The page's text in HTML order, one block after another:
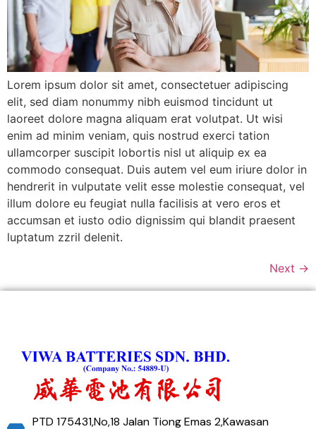
Lorem ipsum dolor sit amet, consectetuer adipiscing
elit, sed diam nonummy nibh euismod tincidunt ut
laoreet dolore magna aliquam erat volutpat. Ut wisi
enim ad minim veniam, quis nostrud exerci tation
ullamcorper suscipit lobortis nisl ut aliquip ex ea
commodo consequat. Duis autem vel eum iriure dolor in
hendrerit in vulputate velit esse molestie consequat, vel
illum dolore eu feugiat nulla facilisis at vero eros et
accumsan et iusto odio dignissim qui blandit praesent
luptatum zzril delenit.
Next →
PTD 175431,No,18 Jalan Tiong Emas 2,Kawasan